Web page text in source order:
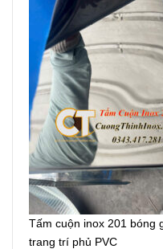
Tấm cuộn inox 201 bóng
trang trí phủ PVC